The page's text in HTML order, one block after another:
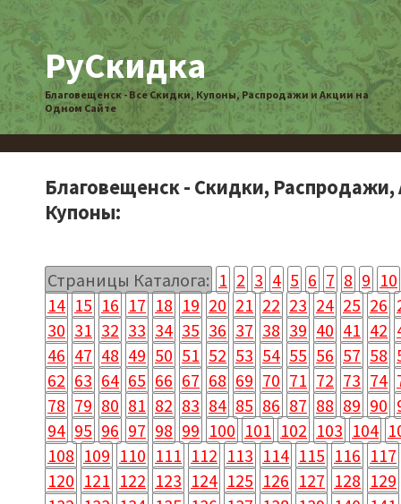
РуСкидка
Благовещенск - Все Скидки, Купоны, Распродажи и Акции на
Одном Сайте
Благовещенск - Скидки, Распродажи,
Купоны:
Страницы Каталога: 1 2 3 4 5 6 7 8 9 10
14 15 16 17 18 19 20 21 22 23 24 25 26
30 31 32 33 34 35 36 37 38 39 40 41 42
46 47 48 49 50 51 52 53 54 55 56 57 58
62 63 64 65 66 67 68 69 70 71 72 73 74
78 79 80 81 82 83 84 85 86 87 88 89 90
94 95 96 97 98 99 100 101 102 103 104
108 109 110 111 112 113 114 115 116 117
120 121 122 123 124 125 126 127 128 129